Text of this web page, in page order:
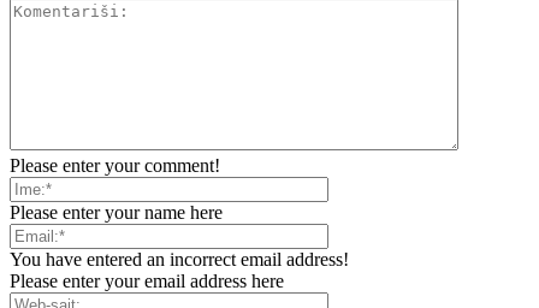
Please enter your comment!
Please enter your name here
You have entered an incorrect email address!
Please enter your email address here